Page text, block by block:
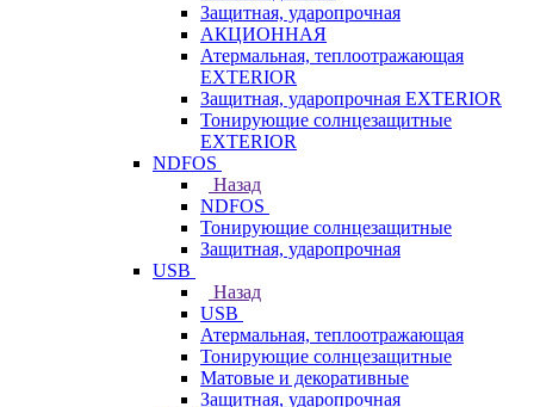
Защитная, ударопрочная
АКЦИОННАЯ
Атермальная, теплоотражающая
EXTERIOR
Защитная, ударопрочная EXTERIOR
Тонирующие солнцезащитные
EXTERIOR
NDFOS
Назад
NDFOS
Тонирующие солнцезащитные
Защитная, ударопрочная
USB
Назад
USB
Атермальная, теплоотражающая
Тонирующие солнцезащитные
Матовые и декоративные
Защитная, ударопрочная